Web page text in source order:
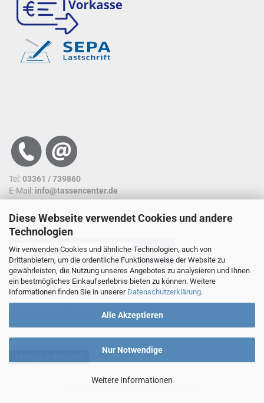
Diese Webseite verwendet Cookies und andere
Technologien
Wir verwenden Cookies und ähnliche Technologien, auch von
Drittanbietern, um die ordentliche Funktionsweise der Website zu
gewährleisten, die Nutzung unseres Angebotes zu analysieren und Ihnen
ein bestmögliches Einkaufserlebnis bieten zu können. Weitere
Informationen finden Sie in unserer Datenschutzerklärung.
Alle Akzeptieren
Nur Notwendige
Weitere Informationen
Tel:03361 / 739860
E-Mail: info@tassencenter.de
SUCHFUNKTION
Nutzen sie unsere Suchfunktion. So kommen sie
schneller an ein Ergebnis.
Gutscheine finden sie hier...